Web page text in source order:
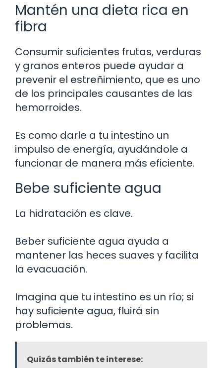
Mantén una dieta rica en
fibra
Consumir suficientes frutas, verduras
y granos enteros puede ayudar a
prevenir el estreñimiento, que es uno
de los principales causantes de las
hemorroides.
Es como darle a tu intestino un
impulso de energía, ayudándole a
funcionar de manera más eficiente.
Bebe suficiente agua
La hidratación es clave.
Beber suficiente agua ayuda a
mantener las heces suaves y facilita
la evacuación.
Imagina que tu intestino es un río; si
hay suficiente agua, fluirá sin
problemas.
Quizás también te interese: